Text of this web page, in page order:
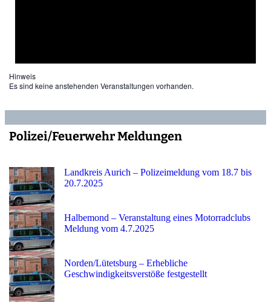
Hinweis
Es sind keine anstehenden Veranstaltungen vorhanden.
Polizei/Feuerwehr Meldungen
Landkreis Aurich – Polizeimeldung vom 18.7 bis
20.7.2025
Halbemond – Veranstaltung eines Motorradclubs
Meldung vom 4.7.2025
Norden/Lütetsburg – Erhebliche
Geschwindigkeitsverstöße festgestellt